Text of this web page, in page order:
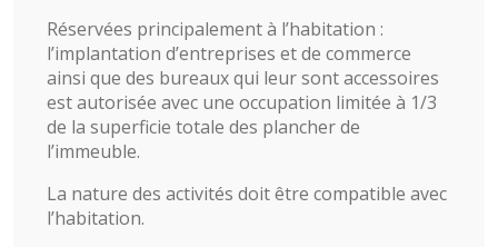
Réservées principalement à l’habitation :
l’implantation d’entreprises et de commerce
ainsi que des bureaux qui leur sont accessoires
est autorisée avec une occupation limitée à 1/3
de la superficie totale des plancher de
l’immeuble.
La nature des activités doit être compatible avec
l’habitation.